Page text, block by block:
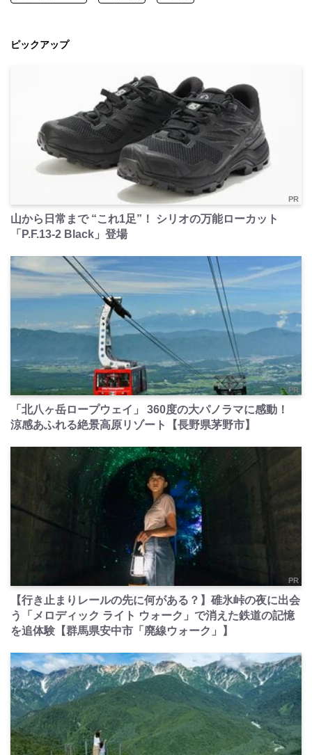
ピックアップ
PR
山から日常まで “これ1足”！ シリオの万能ローカット
「P.F.13-2 Black」登場
PR
「北八ヶ岳ロープウェイ」 360度の大パノラマに感動！
涼感あふれる絶景高原リゾート【長野県茅野市】
PR
【行き止まりレールの先に何がある？】碓氷峠の夜に出会
う「メロディック ライト ウォーク」で消えた鉄道の記憶
を追体験【群馬県安中市「廃線ウォーク」】